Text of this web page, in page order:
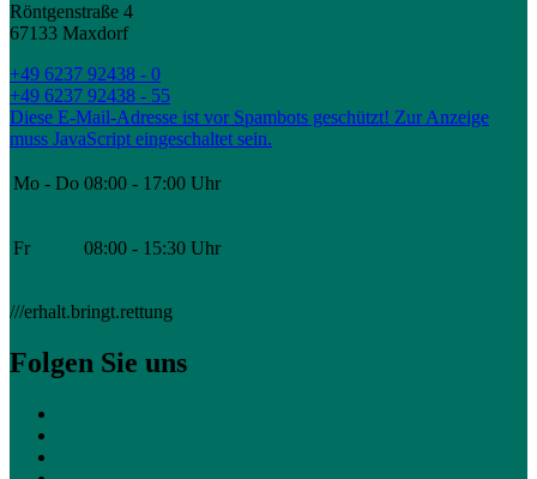
Röntgenstraße 4
67133 Maxdorf
+49 6237 92438 - 0
+49 6237 92438 - 55
Diese E-Mail-Adresse ist vor Spambots geschützt! Zur Anzeige
muss JavaScript eingeschaltet sein.
Mo - Do 08:00 - 17:00 Uhr
Fr 08:00 - 15:30 Uhr
///erhalt.bringt.rettung
Folgen Sie uns